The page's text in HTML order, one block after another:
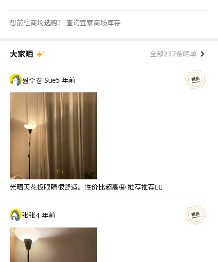
想前往商场选购？ 查询宜家商场库存
大家晒 全部237条晒单
원수경 Sue5 年前
光晒天花板眼睛很舒适。性价比超高🤩 推荐推荐👍🏻
张张4 年前